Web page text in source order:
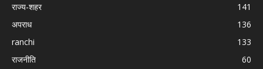
राज्य-शहर
141
अपराध
136
ranchi
133
राजनीति
60